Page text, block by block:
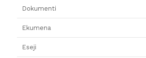
Dokumenti
Ekumena
Eseji